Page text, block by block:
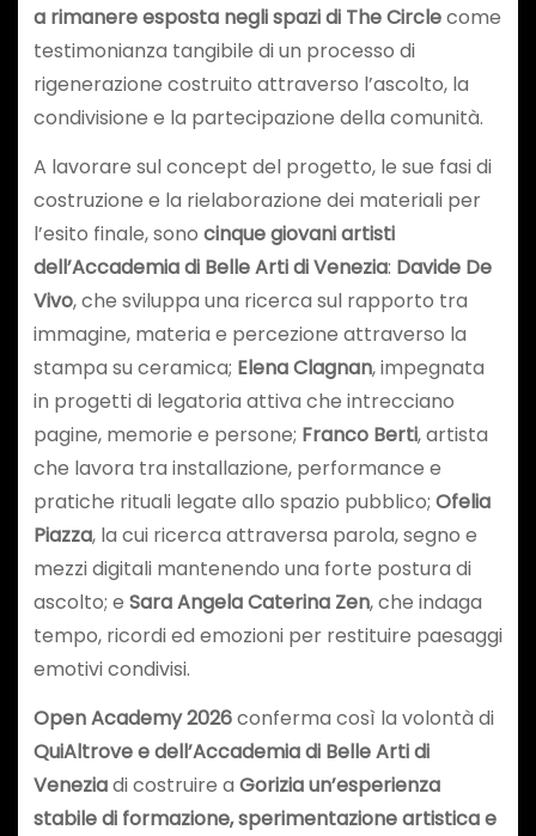
a rimanere esposta negli spazi di The Circlecome
testimonianza tangibile di un processo di
rigenerazione costruito attraverso l’ascolto, la
condivisione e la partecipazione della comunità.
A lavorare sul concept del progetto, le sue fasi di
costruzione e la rielaborazione dei materiali per
l’esito finale, sono cinque giovani artisti
dell’Accademia di Belle Arti di Venezia: Davide De
Vivo, che sviluppa una ricerca sul rapporto tra
immagine, materia e percezione attraverso la
stampa su ceramica; Elena Clagnan, impegnata
in progetti di legatoria attiva che intrecciano
pagine, memorie e persone; Franco Berti, artista
che lavora tra installazione, performance e
pratiche rituali legate allo spazio pubblico; Ofelia
Piazza, la cui ricerca attraversa parola, segno e
mezzi digitali mantenendo una forte postura di
ascolto; e Sara Angela Caterina Zen, che indaga
tempo, ricordi ed emozioni per restituire paesaggi
emotivi condivisi.
Open Academy 2026conferma così la volontà di
QuiAltrove e dell’Accademia di Belle Arti di
Veneziadi costruire a Goriziaun’esperienza
stabile di formazione, sperimentazione artistica e